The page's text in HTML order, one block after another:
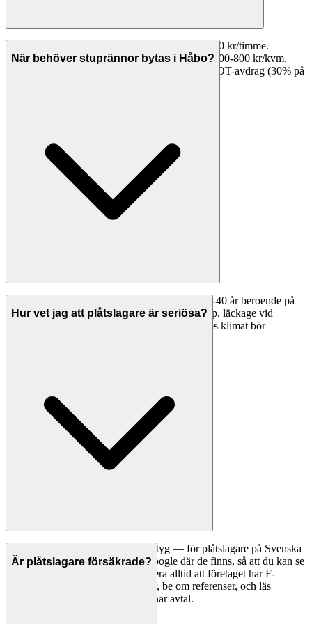
Plåtslageriarbete i Håbo kostar vanligtvis 450-750 kr/timme.
Stuprännor kostar 300-600 kr/löpmeter, plåttak 400-800 kr/kvm,
takfotsbeklädnad 500-1 000 kr/löpmeter. Med ROT-avdrag (30% på
När behöver stuprännor bytas i Håbo?
Stuprännor och hängrännor håller vanligtvis 20-40 år beroende på
material. Tecken på att byte behövs: rostangrepp, läckage vid
skarvar, buckliga eller hängande rännor. I Håbos klimat bör
Hur vet jag att plåtslagare är seriösa?
Ett bra första steg är att jämföra betyg — för plåtslagare på Svenska
Hantverkare visar vi betyg från Google där de finns, så att du kan se
vad andra kunder tycker. Kontrollera alltid att företaget har F-
skattesedel och giltiga försäkringar, be om referenser, och läs
omdömen noggrant innan du tecknar avtal.
Är plåtslagare försäkrade?